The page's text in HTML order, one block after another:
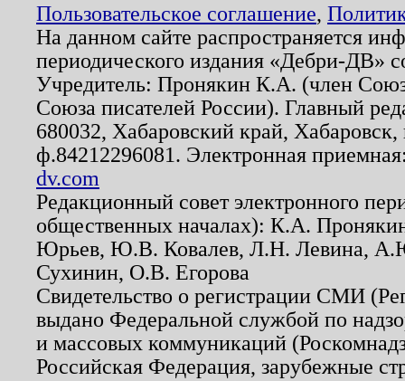
Пользовательское соглашение,
На данном сайте распространяется
периодического издания «Дебри-ДВ»
Учредитель: Пронякин К.А. (член
Союза писателей России). Главный
680032, Хабаровский край,
ф.84212296081. Электронная
dv.com
Редакционный совет электронного
общественных началах): К.А.
Юрьев, Ю.В. Ковалев, Л.Н. Левина,
Сухинин, О.В. Егорова
Свидетельство о регистрации СМИ
выдано Федеральной службой по
и массовых коммуникаций
Российская Федерация, зарубежные